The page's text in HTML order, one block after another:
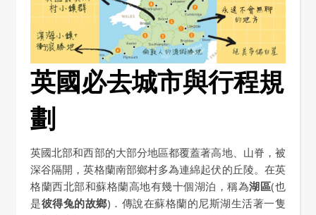
英國必去城市與行程規
劃
英國北部和西部的大部分地區都覆蓋著高地、山脊，被
深谷隔開，英格蘭南部鄉村多為連綿起伏的丘陵。在英
格蘭西北部和蘇格蘭高地有幾十個湖泊，稱為湖區(也
是彼得兔的故鄉)．傳說在蘇格蘭的尼斯湖生活著一隻